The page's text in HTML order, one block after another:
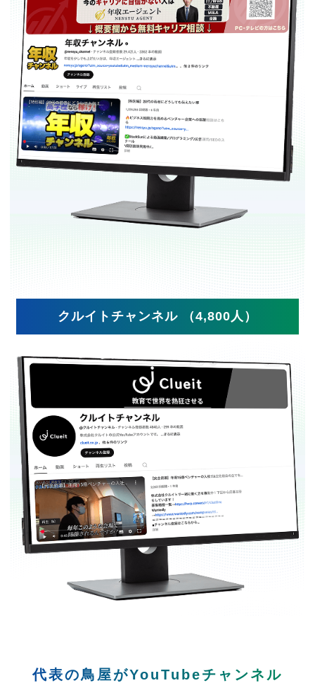
クルイトチャンネル （4,800人）
代表の鳥屋がYouTubeチャンネル